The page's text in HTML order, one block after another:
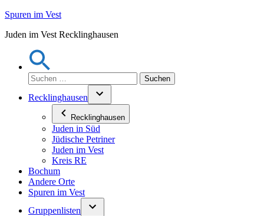
Zum
springen
Spuren im Vest
Juden im Vest Recklinghausen
Suchen
nach:
Recklinghausen
Recklinghausen
Juden in Süd
Jüdische Petriner
Juden im Vest
Kreis RE
Bochum
Andere Orte
Spuren im Vest
Gruppenlisten